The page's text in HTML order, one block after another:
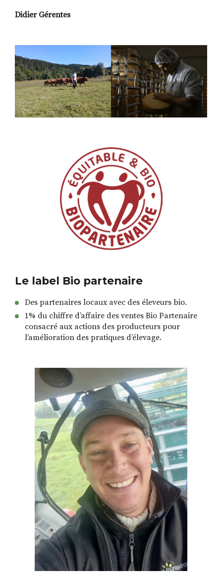
Didier Gérentes
Le label Bio partenaire
Des partenaires locaux avec des éleveurs bio.
1% du chiffre d’affaire des ventes Bio Partenaire
consacré aux actions des producteurs pour
l’amélioration des pratiques d’élevage.